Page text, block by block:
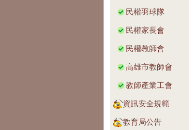
民權羽球隊
民權家長會
民權教師會
高雄市教師會
教師產業工會
資訊安全規範
教育局公告